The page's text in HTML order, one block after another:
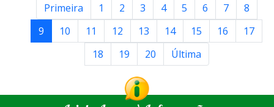
Primeira 1 2 3 4 5 6 7
8
9
10 11 12 13 14 15 16
17
18
19 20 Última